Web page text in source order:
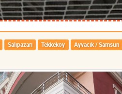
Salıpazarı Tekkeköy
Ayvacık / Samsun